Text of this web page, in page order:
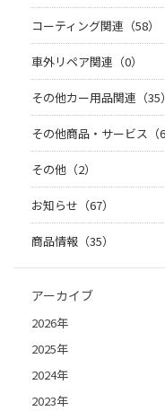
コーティング関連（58）
車外リペア関連（0）
その他カー用品関連（35）
その他商品・サービス（6
その他（2）
お知らせ（67）
商品情報（35）
アーカイブ
2026年
2025年
2024年
2023年